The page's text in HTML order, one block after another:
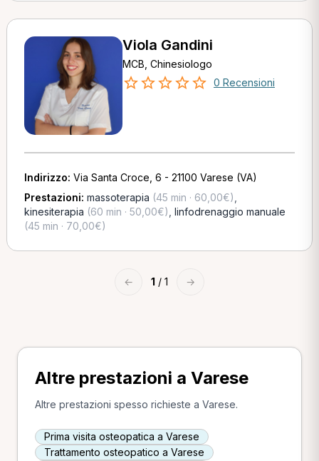
Viola Gandini
MCB, Chinesiologo
0 Recensioni
Indirizzo: Via Santa Croce, 6 - 21100 Varese (VA)
Prestazioni: massoterapia (45 min · 60,00€)
kinesiterapia (60 min · 50,00€) linfodrenaggio manuale
(45 min · 70,00€)
← 1 / 1 →
Altre prestazioni a Varese
Altre prestazioni spesso richieste a Varese.
Prima visita osteopatica a Varese
Trattamento osteopatico a Varese